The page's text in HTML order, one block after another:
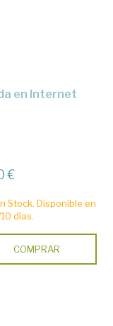
en Internet
€
Stock. Disponible en
días.
COMPRAR